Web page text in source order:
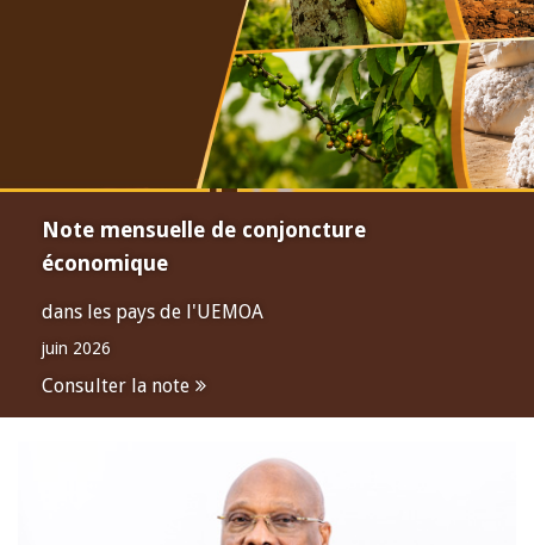
Note mensuelle de conjoncture
économique
dans les pays de l'UEMOA
juin 2026
Consulter la note